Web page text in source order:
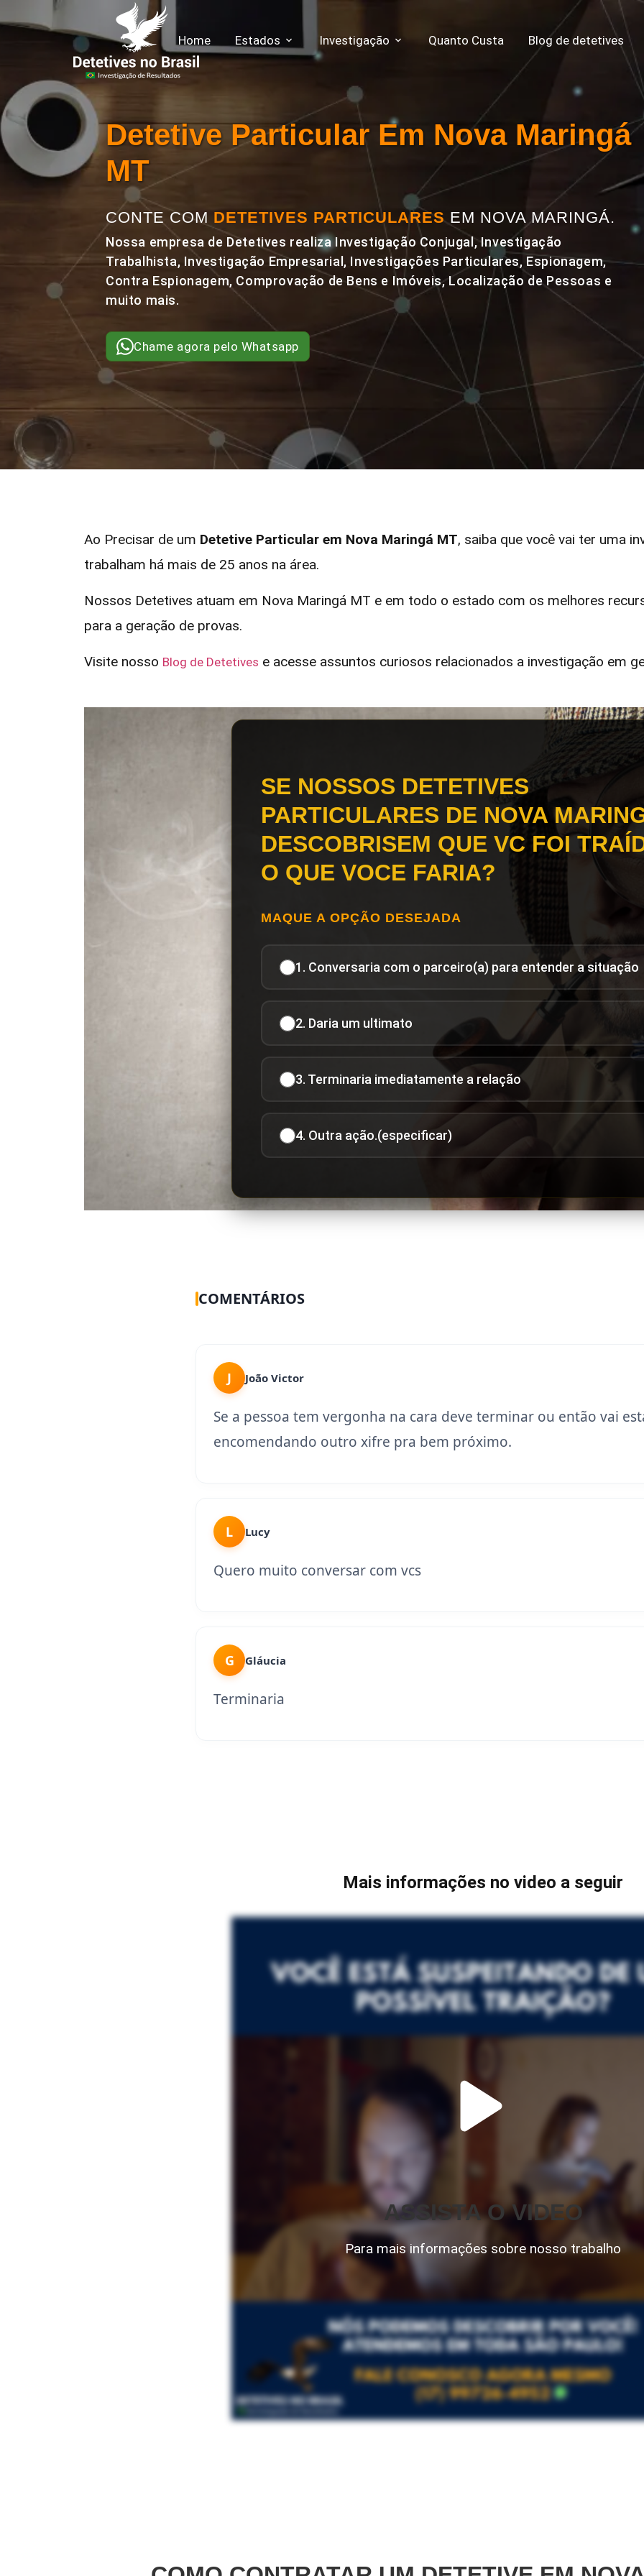
Home Estados Investigação Quanto Custa Blog de detetives
Detetive Particular Em Nova Maringá
MT
CONTE COM DETETIVES PARTICULARESEM NOVA MARINGÁ.
Nossa empresa de Detetives realiza Investigação Conjugal, Investigação
Trabalhista, Investigação Empresarial, Investigações Particulares, Espionagem,
Contra Espionagem, Comprovação de Bens e Imóveis, Localização de Pessoas e
muito mais.
Chame agora pelo Whatsapp
Ao Precisar de um Detetive Particular em Nova Maringá MT, saiba que você vai ter uma
trabalham há mais de 25 anos na área.
Nossos Detetives atuam em Nova Maringá MT e em todo o estado com os melhores
para a geração de provas.
Visite nosso Blog de Detetives e acesse assuntos curiosos relacionados a investigação em
SE NOSSOS DETETIVES
PARTICULARES DE NOVA
DESCOBRISEM QUE VC FOI
O QUE VOCE FARIA?
MAQUE A OPÇÃO DESEJADA
1. Conversaria com o parceiro(a) para entender a situação
2. Daria um ultimato
3. Terminaria imediatamente a relação
4. Outra ação.(especificar)
COMENTÁRIOS
J João Victor
Se a pessoa tem vergonha na cara deve terminar ou então vai
encomendando outro xifre pra bem próximo.
L Lucy
Quero muito conversar com vcs
G Gláucia
Terminaria
Mais informações no video a seguir
ASSISTA O VIDEO
Para mais informações sobre nosso trabalho